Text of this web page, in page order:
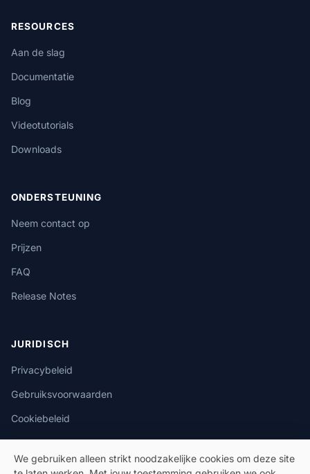
RESOURCES
Aan de slag
Documentatie
Blog
Videotutorials
Downloads
ONDERSTEUNING
Neem contact op
Prijzen
FAQ
Release Notes
JURIDISCH
Privacybeleid
Gebruiksvoorwaarden
Cookiebeleid
We gebruiken alleen strikt noodzakelijke cookies om deze site